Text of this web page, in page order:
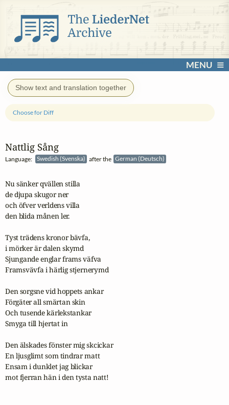
MENU
Show text and translation together
Nattlig Sång
Language: Swedish (Svenska) after the German (Deutsch)
Choose for Diff
Nu sänker qvällen stilla
de djupa skugor ner
och öfver verldens villa
den blida månen ler.
Tyst trädens kronor bävfa,
i mörker är dalen skymd
Sjungande englar frams väfva
Framsvävfa i härlig stjernerymd
Den sorgsne vid hoppets ankar
Förgäter all smärtan skin
Och tusende kärlekstankar
Smyga till hjertat in
Den älskades fönster mig skcickar
En ljusglimt som tindrar matt
Ensam i dunklet jag blickar
mot fjerran hän i den tysta natt!